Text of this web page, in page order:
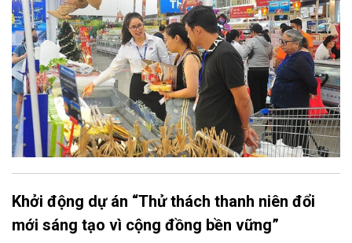
hỗ trợ người tiêu dùng đến gần người dân hơn.
Khởi động dự án “Thử thách thanh niên đổi
mới sáng tạo vì cộng đồng bền vững”